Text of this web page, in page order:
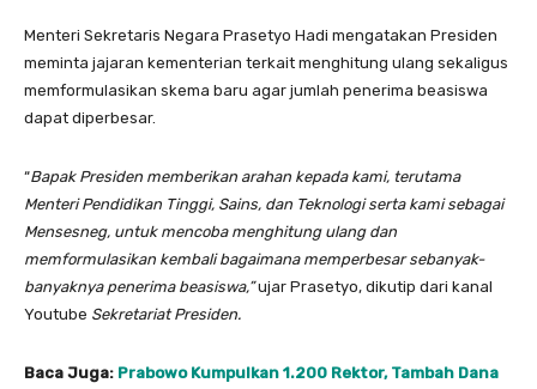
Menteri Sekretaris Negara Prasetyo Hadi mengatakan Presiden
meminta jajaran kementerian terkait menghitung ulang sekaligus
memformulasikan skema baru agar jumlah penerima beasiswa
dapat diperbesar.
“Bapak Presiden memberikan arahan kepada kami, terutama
Menteri Pendidikan Tinggi, Sains, dan Teknologi serta kami sebagai
Mensesneg, untuk mencoba menghitung ulang dan
memformulasikan kembali bagaimana memperbesar sebanyak-
banyaknya penerima beasiswa,”ujar Prasetyo, dikutip dari kanal
Youtube Sekretariat Presiden.
Baca Juga: Prabowo Kumpulkan 1.200 Rektor, Tambah Dana